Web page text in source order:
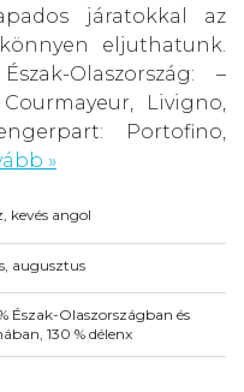
járatokkal az
eljuthatunk.
Olaszország: –
Livigno,
Portofino,
»
kevés angol
augusztus
Észak-Olaszországban és
130 % délenx